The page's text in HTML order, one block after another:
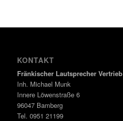
KONTAKT
Fränkischer Lautsprecher Vertrieb
Inh. Michael Munk
Innere Löwenstraße 6
96047 Bamberg
Tel. 0951 21199